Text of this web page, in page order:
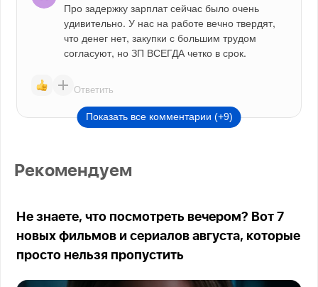
Про задержку зарплат сейчас было очень
удивительно. У нас на работе вечно твердят,
что денег нет, закупки с большим трудом
согласуют, но ЗП ВСЕГДА четко в срок.
Ответить
Показать все комментарии (+9)
Рекомендуем
Не знаете, что посмотреть вечером? Вот 7
новых фильмов и сериалов августа, которые
просто нельзя пропустить